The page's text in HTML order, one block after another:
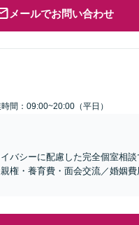
メールでお問い合わせ
間：09:00~20:00（平日）
バシーに配慮した完全個室相談
権・養育費・面会交流／婚姻